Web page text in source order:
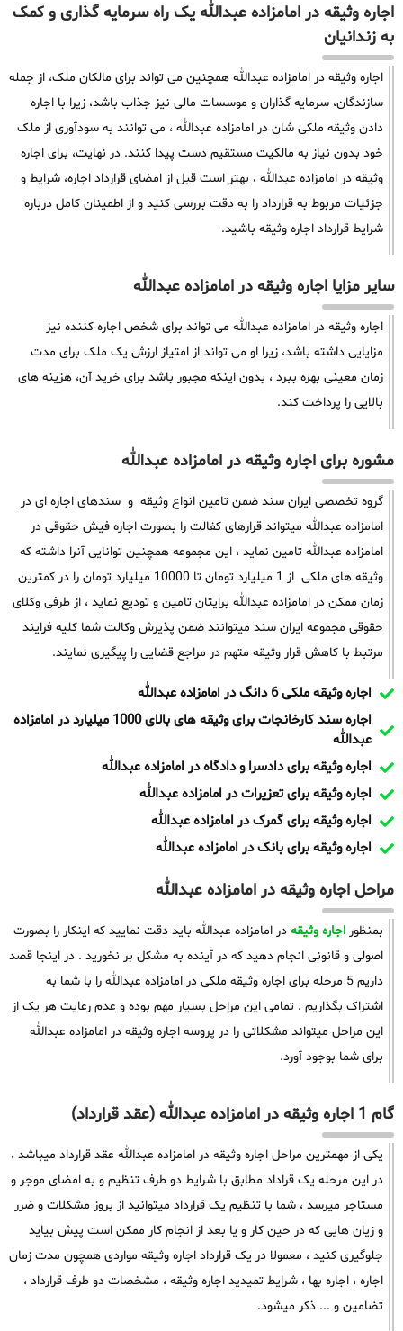
اجاره وثیقه در امامزاده عبدالله یک راه سرمایه گذاری و کمک
به زندانیان
اجاره وثیقه در امامزاده عبدالله همچنین می تواند برای مالکان ملک، از جمله
سازندگان، سرمایه گذاران و موسسات مالی نیز جذاب باشد، زیرا با اجاره
دادن وثیقه ملکی شان در امامزاده عبدالله ، می توانند به سودآوری از ملک
خود بدون نیاز به مالکیت مستقیم دست پیدا کنند. در نهایت، برای اجاره
وثیقه در امامزاده عبدالله ، بهتر است قبل از امضای قرارداد اجاره، شرایط و
جزئیات مربوط به قرارداد را به دقت بررسی کنید و از اطمینان کامل درباره
شرایط قرارداد اجاره وثیقه باشید.
سایر مزایا اجاره وثیقه در امامزاده عبدالله
اجاره وثیقه در امامزاده عبدالله می تواند برای شخص اجاره کننده نیز
مزایایی داشته باشد، زیرا او می تواند از امتیاز ارزش یک ملک برای مدت
زمان معینی بهره ببرد ، بدون اینکه مجبور باشد برای خرید آن، هزینه های
بالایی را پرداخت کند.
مشوره برای اجاره وثیقه در امامزاده عبدالله
گروه تخصصی ایران سند ضمن تامین انواع وثیقه و سندهای اجاره ای در
امامزاده عبدالله میتواند قرارهای کفالت را بصورت اجاره فیش حقوقی در
امامزاده عبدالله تامین نماید ، این مجموعه همچنین توانایی آنرا داشته که
وثیقه های ملکی از 1 میلیارد تومان تا 10000 میلیارد تومان را در کمترین
زمان ممکن در امامزاده عبدالله برایتان تامین و تودیع نماید ، از طرفی وکلای
حقوقی مجموعه ایران سند میتوانند ضمن پذیرش وکالت شما کلیه فرایند
مرتبط با کاهش قرار وثیقه متهم در مراجع قضایی را پیگیری نمایند.
اجاره وثیقه ملکی 6 دانگ در امامزاده عبدالله
اجاره سند کارخانجات برای وثیقه های بالای 1000 میلیارد در امامزاده
عبدالله
اجاره وثیقه برای دادسرا و دادگاه در امامزاده عبدالله
اجاره وثیقه برای تعزیرات در امامزاده عبدالله
اجاره وثیقه برای گمرک در امامزاده عبدالله
اجاره وثیقه برای بانک در امامزاده عبدالله
مراحل اجاره وثیقه در امامزاده عبدالله
بمنظور اجاره وثیقه در امامزاده عبدالله باید دقت نمایید که اینکار را بصورت
اصولی و قانونی انجام دهید که در آینده به مشکل بر نخورید . در اینجا قصد
داریم 5 مرحله برای اجاره وثیقه ملکی در امامزاده عبدالله را با شما به
اشتراک بگذاریم . تمامی این مراحل بسیار مهم بوده و عدم رعایت هر یک از
این مراحل میتواند مشکلاتی را در پروسه اجاره وثیقه در امامزاده عبدالله
برای شما بوجود آورد.
گام 1 اجاره وثیقه در امامزاده عبدالله (عقد قرارداد)
یکی از مهمترین مراحل اجاره وثیقه در امامزاده عبدالله عقد قرارداد میباشد ،
در این مرحله یک قراداد مطابق با شرایط دو طرف تنظیم و به امضای موجر و
مستاجر میرسد ، شما با تنظیم یک قرارداد میتوانید از بروز مشکلات و ضرر
و زیان هایی که در حین کار و یا بعد از انجام کار ممکن است پیش بیاید
جلوگیری کنید ، معمولا در یک قرارداد اجاره وثیقه مواردی همچون مدت زمان
اجاره ، اجاره بها ، شرایط تمیدید اجاره وثیقه ، مشخصات دو طرف قرارداد ،
تضامین و ... ذکر میشود.